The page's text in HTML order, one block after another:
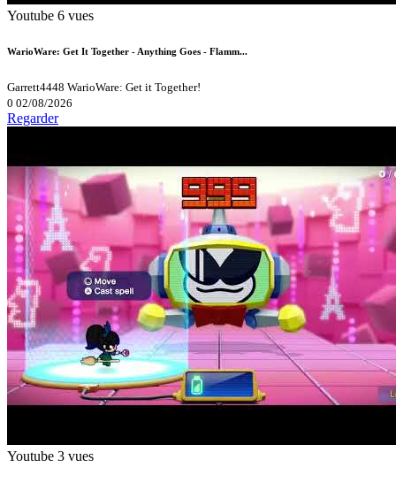
Youtube 6 vues
WarioWare: Get It Together - Anything Goes - Flamm...
Garrett4448 WarioWare: Get it Together!
0 02/08/2026
Regarder
Youtube 3 vues